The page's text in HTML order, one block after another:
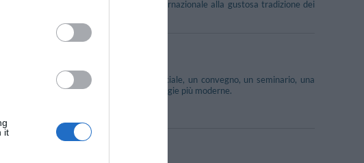
it
che vanno dalla cucina internazionale alla gustosa tradizione dei
adatte per un evento speciale, un convegno, un seminario, una
in un ambiente funzionale con le tecnologie più moderne.